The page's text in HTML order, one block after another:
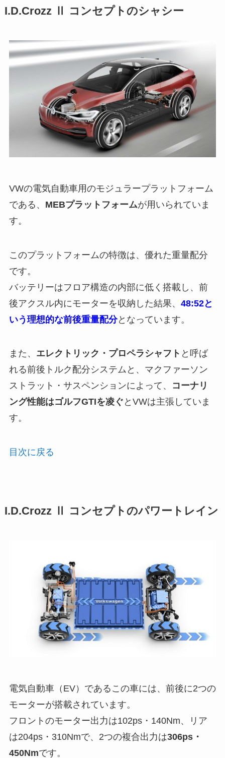
I.D.Crozz Ⅱ コンセプトのシャシー
VWの電気自動車用のモジュラープラットフォーム
である、 MEBプラットフォームが用いられていま
す。
このプラットフォームの特徴は、優れた重量配分
です。
バッテリーはフロア構造の内部に低く搭載し、前
後アクスル内にモーターを収納した結果、 48:52と
いう理想的な前後重量配分となっています。
また、 エレクトリック・プロペラシャフト と呼ば
れる前後トルク配分システムと、マクファーソン
ストラット・サスペンションによって、
コーナリ
ング性能はゴルフGTIを凌ぐ とVWは主張していま
す。
目次に戻る
I.D.Crozz Ⅱ コンセプトのパワートレイン
電気自動車（EV）であるこの車には、前後に2つの
モーターが搭載されています。
フロントのモーター出力は102ps・140Nm、リア
は204ps・310Nmで、2つの複合出力は306ps・
450Nmです。